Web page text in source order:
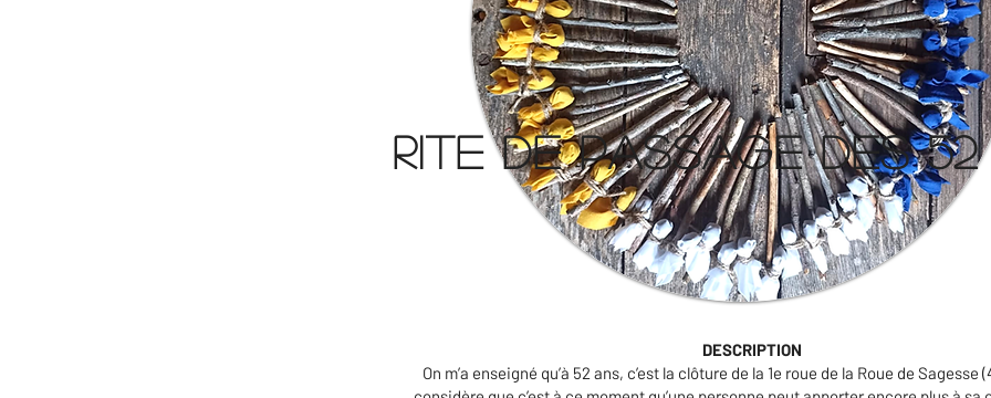
Rite de passage des
DESCRIPTION
On m’a enseigné qu’à 52 ans, c’est la clôture de la 1e roue de la Roue de Sagesse